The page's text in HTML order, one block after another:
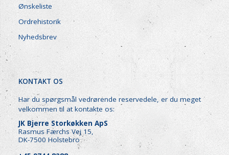
Ønskeliste
Ordrehistorik
Nyhedsbrev
KONTAKT OS
Har du spørgsmål vedrørende reservedele, er du meget
velkommen til at kontakte os:
JK Bjerre Storkøkken ApS
Rasmus Færchs Vej 15,
DK-7500 Holstebro